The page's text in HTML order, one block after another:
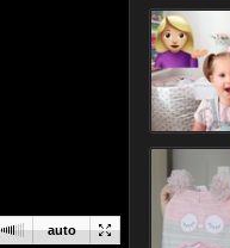
auto